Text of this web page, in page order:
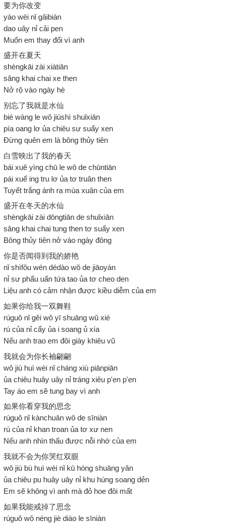
要为你改变
yào wèi nǐ gǎibiàn
dao uây nỉ cải pen
Muốn em thay đổi vì anh
盛开在夏天
shèngkāi zài xiàtiān
sâng khai chai xe then
Nở rộ vào ngày hè
别忘了我就是水仙
bié wàng le wǒ jiùshì shuǐxiān
pía oang lơ ủa chiêu sư suẩy xen
Đừng quên em là bông thủy tiên
白雪映出了我的春天
bái xuě yìng chū le wǒ de chūntiān
pái xuể ing tru lơ ủa tơ truân then
Tuyết trắng ánh ra mùa xuân của em
盛开在冬天的水仙
shèngkāi zài dōngtiān de shuǐxiān
sâng khai chai tung then tơ suẩy xen
Bông thủy tiên nở vào ngày đông
你是否闻得到我的娇艳
nǐ shìfǒu wén dédào wǒ de jiāoyàn
nỉ sư phẩu uấn tứa tao ủa tơ cheo den
Liệu anh có cảm nhận được kiều diễm của em
如果你给我一双舞鞋
rúguǒ nǐ gěi wǒ yī shuāng wǔ xié
rú của nỉ cẩy ủa i soang ủ xía
Nếu anh trao em đôi giày khiêu vũ
我就会为你长袖翩翩
wǒ jiù huì wèi nǐ cháng xiù piānpiān
ủa chiêu huây uây nỉ tráng xiêu p'en p'en
Tay áo em sẽ tung bay vì anh
如果你看穿我的思念
rúguǒ nǐ kànchuān wǒ de sīniàn
rú của nỉ khan troan ủa tơ xư nen
Nếu anh nhìn thấu được nỗi nhớ của em
我就不会为你哭红双眼
wǒ jiù bù huì wèi nǐ kū hóng shuāng yǎn
ủa chiêu pu huây uây nỉ khu húng soang dẻn
Em sẽ không vì anh mà đỏ hoe đôi mất
如果我能戒掉了思念
rúguǒ wǒ néng jiè diào le sīniàn